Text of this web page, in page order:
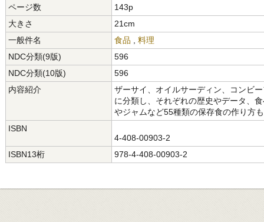
ページ数
143p
大きさ
21cm
一般件名
食品
料理
NDC分類(9版)
596
NDC分類(10版)
596
内容紹介
ザーサイ、オイルサーディン、コンビ
に分類し、それぞれの歴史やデータ、
やジャムなど55種類の保存食の作り方
ISBN
4-408-00903-2
ISBN13桁
978-4-408-00903-2